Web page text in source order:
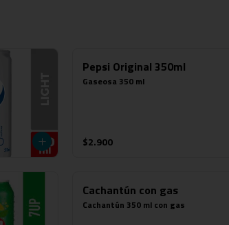
Pepsi Original 350ml
Gaseosa 350 ml
$2.900
Cachantún con gas
Cachantún 350 ml con gas